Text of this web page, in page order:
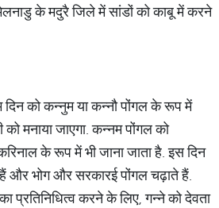
के मदुरै जिले में सांडों को काबू में करने
दिन को कन्नुम या कन्नौ पोंगल के रूप में
को मनाया जाएगा. कन्नम पोंगल को
के रूप में भी जाना जाता है. इस दिन
और भोग और सरकारई पोंगल चढ़ाते हैं.
प्रतिनिधित्व करने के लिए, गन्ने को देवता